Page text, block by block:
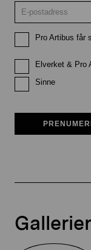
Pro Artibus får
Elverket & Pro
Sinne
Gallerier